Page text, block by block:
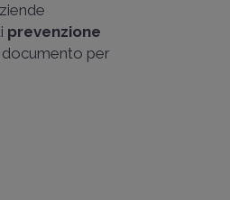
prevenzione
documento per